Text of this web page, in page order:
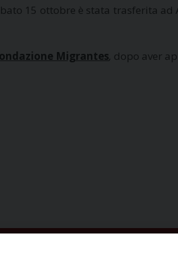
15 ottobre è stata trasferita ad
Migrantes, dopo aver